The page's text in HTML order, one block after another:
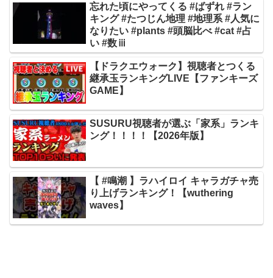
忘れた頃にやってくる #ばずれ #ラン
キング #たつじん地理 #地理系 #人気に
なりたい #plants #頭脳比べ #cat #占
い #数ⅲ
【ドラクエウォーク】視聴者とつくる
継承玉ランキングLIVE【ファンキーズ
GAME】
SUSURU視聴者が選ぶ「家系」ランキ
ング！！！！【2026年版】
【 #鳴潮 】ラハイロイ キャラガチャ売
り上げランキング！【wuthering
waves】